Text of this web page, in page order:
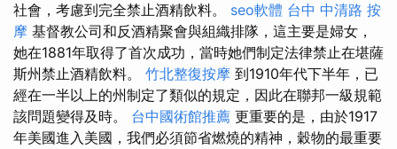
社會，考慮到完全禁止酒精飲料。 seo軟體 台中 中清路 按
摩 基督教公司和反酒精聚會與組織排隊，這主要是婦女，
她在1881年取得了首次成功，當時她們制定法律禁止在堪薩
斯州禁止酒精飲料。 竹北整復按摩 到1910年代下半年，已
經在一半以上的州制定了類似的規定，因此在聯邦一級規範
該問題變得及時。 台中國術館推薦 更重要的是，由於1917
年美國進入美國，我們必須節省燃燒的精神，穀物的最重要